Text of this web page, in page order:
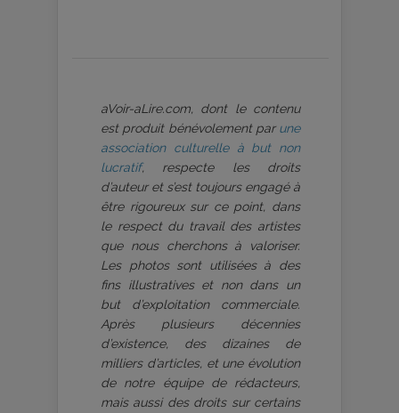
aVoir-aLire.com, dont le contenu
est produit bénévolement par une
association culturelle à but non
lucratif, respecte les droits
d’auteur et s’est toujours engagé à
être rigoureux sur ce point, dans
le respect du travail des artistes
que nous cherchons à valoriser.
Les photos sont utilisées à des
fins illustratives et non dans un
but d’exploitation commerciale.
Après plusieurs décennies
d’existence, des dizaines de
milliers d’articles, et une évolution
de notre équipe de rédacteurs,
mais aussi des droits sur certains